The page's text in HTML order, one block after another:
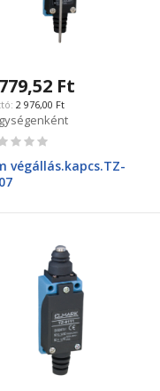
Ft
2 976,00 Ft
végállás.kapcs.TZ-